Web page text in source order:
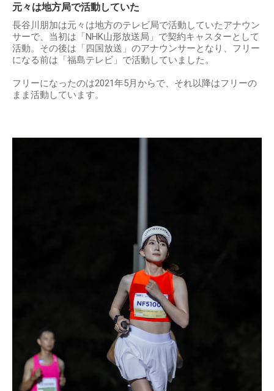
元々は地方局で活動していた
長谷川朋加は元々は地方のテレビ局で活動していたアナウン
サーで、当初は「NHK山形放送局」で契約キャスターとして
活動。その後は「四国放送」のアナウンサーとなり、フリー
になる前は「福島テレビ」で活動していました。
フリーになったのは2021年5月からで、それ以降はフリーの
まま活動しています。